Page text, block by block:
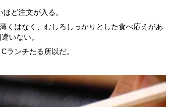
ど注文が入る。
くはなく、むしろしっかりとした食べ応えがあ
いない。
ランチたる所以だ。